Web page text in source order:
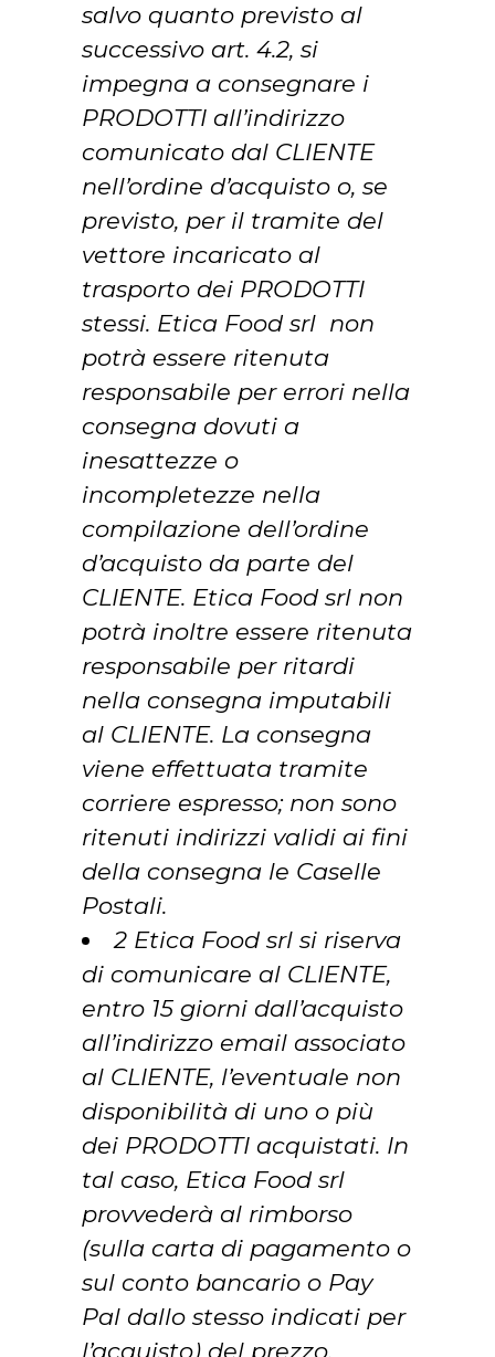
salvo quanto previsto al
successivo art. 4.2, si
impegna a consegnare i
PRODOTTI all’indirizzo
comunicato dal CLIENTE
nell’ordine d’acquisto o, se
previsto, per il tramite del
vettore incaricato al
trasporto dei PRODOTTI
stessi. Etica Food srl non
potrà essere ritenuta
responsabile per errori nella
consegna dovuti a
inesattezze o
incompletezze nella
compilazione dell’ordine
d’acquisto da parte del
CLIENTE. Etica Food srl non
potrà inoltre essere ritenuta
responsabile per ritardi
nella consegna imputabili
al CLIENTE. La consegna
viene effettuata tramite
corriere espresso; non sono
ritenuti indirizzi validi ai fini
della consegna le Caselle
Postali.
2 Etica Food srl si riserva
di comunicare al CLIENTE,
entro 15 giorni dall’acquisto
all’indirizzo email associato
al CLIENTE, l’eventuale non
disponibilità di uno o più
dei PRODOTTI acquistati. In
tal caso, Etica Food srl
provvederà al rimborso
(sulla carta di pagamento o
sul conto bancario o Pay
Pal dallo stesso indicati per
l’acquisto) del prezzo.